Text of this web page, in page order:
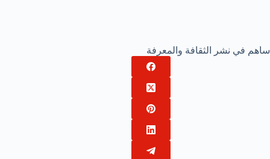
ساهم في نشر الثقافة والمعرفة